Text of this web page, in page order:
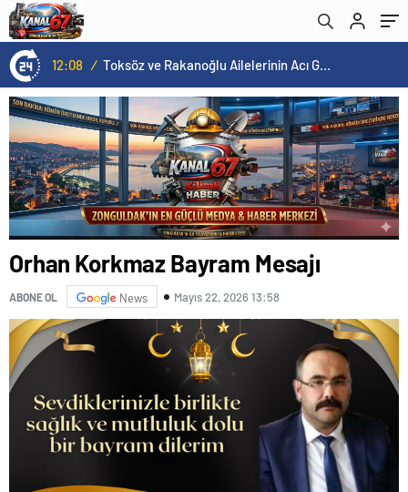
12:08 / Toksöz ve Rakanoğlu Ailelerinin Acı Günü
Orhan Korkmaz Bayram Mesajı
ABONE OL News Mayıs 22, 2026 13:58